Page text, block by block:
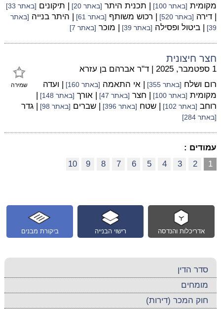
מקומית [באתר 100] | תכנית היתר [באתר 20] | תיקונים [באתר 33]
| דירה [באתר 520] | רכוש משותף [באתר 61] | היתר בנייה [באתר
39]
| ביטול ופסילה [באתר 39] | מוכר [באתר 7]
חצר חיצונית
שמירה
1 ספטמבר, 2025 | ד"ר אברהם בן עזרא
רום ושלח [באתר 355] | אי התאמה [באתר 160]
| ועדה
מקומית [באתר 100] | חצר [באתר 47] | אורך [באתר 148]
|
רוחב [באתר 102] | שטח [באתר 396] | שברים [באתר 98] | גדר
[באתר 284]
עמודים :
1
2
3
4
5
6
7
8
9
10
ביקורת מבנים רישוי הבנייה אדריכלות והנדסה
סדר הדין
מומחים
חוק המכר (דירות)